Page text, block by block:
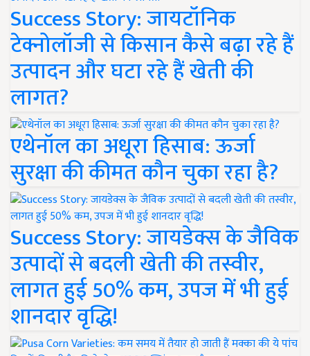
Success Story: जायटॉनिक
टेक्नोलॉजी से किसान कैसे बढ़ा रहे हैं
उत्पादन और घटा रहे हैं खेती की
लागत?
एथेनॉल का अधूरा हिसाब: ऊर्जा
सुरक्षा की कीमत कौन चुका रहा है?
Success Story: जायडेक्स के जैविक
उत्पादों से बदली खेती की तस्वीर,
लागत हुई 50% कम, उपज में भी हुई
शानदार वृद्धि!